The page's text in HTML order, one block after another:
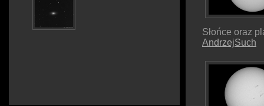
Słońce oraz
AndrzejSuch